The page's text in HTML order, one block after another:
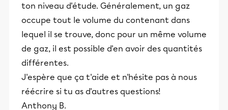
ton niveau d'étude. Généralement, un gaz
occupe tout le volume du contenant dans
lequel il se trouve, donc pour un même volume
de gaz, il est possible d'en avoir des quantités
différentes.
J'espère que ça t'aide et n'hésite pas à nous
réécrire si tu as d'autres questions!
Anthony B.